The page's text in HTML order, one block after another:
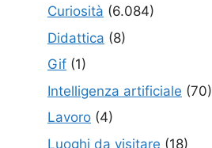
Curiosità (6.084)
Didattica (8)
Gif (1)
Intelligenza artificiale (70)
Lavoro (4)
Luoghi da visitare (18)